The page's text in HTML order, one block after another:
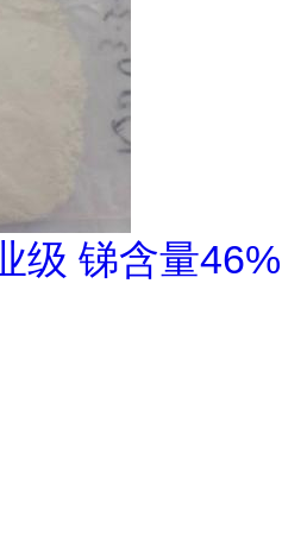
级 锑含量46%